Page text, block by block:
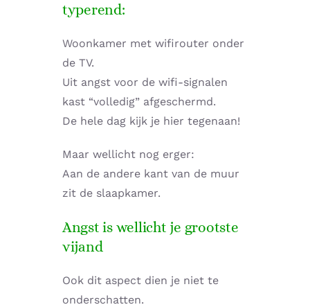
typerend:
Woonkamer met wifirouter onder
de TV.
Uit angst voor de wifi-signalen
kast “volledig” afgeschermd.
De hele dag kijk je hier tegenaan!
Maar wellicht nog erger:
Aan de andere kant van de muur
zit de slaapkamer.
Angst is wellicht je grootste
vijand
Ook dit aspect dien je niet te
onderschatten.